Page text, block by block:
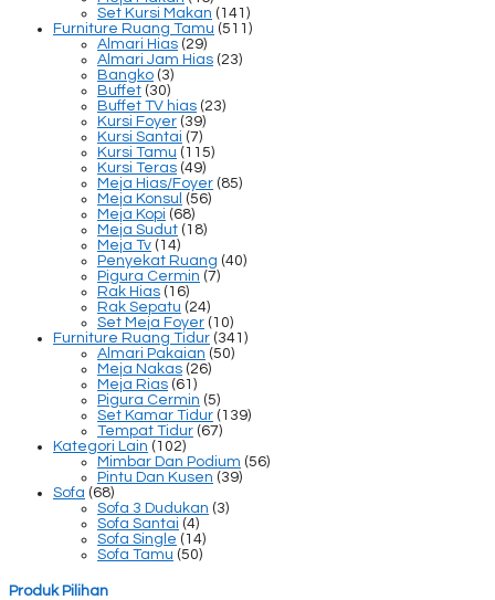
Set Kursi Makan (141)
Furniture Ruang Tamu (511)
Almari Hias (29)
Almari Jam Hias (23)
Bangko (3)
Buffet (30)
Buffet TV hias (23)
Kursi Foyer (39)
Kursi Santai (7)
Kursi Tamu (115)
Kursi Teras (49)
Meja Hias/Foyer (85)
Meja Konsul (56)
Meja Kopi (68)
Meja Sudut (18)
Meja Tv (14)
Penyekat Ruang (40)
Pigura Cermin (7)
Rak Hias (16)
Rak Sepatu (24)
Set Meja Foyer (10)
Furniture Ruang Tidur (341)
Almari Pakaian (50)
Meja Nakas (26)
Meja Rias (61)
Pigura Cermin (5)
Set Kamar Tidur (139)
Tempat Tidur (67)
Kategori Lain (102)
Mimbar Dan Podium (56)
Pintu Dan Kusen (39)
Sofa (68)
Sofa 3 Dudukan (3)
Sofa Santai (4)
Sofa Single (14)
Sofa Tamu (50)
Produk Pilihan